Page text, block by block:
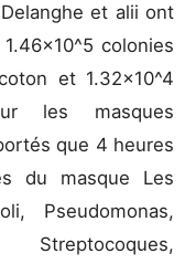
et alii ont
colonies
et 1.32×10^4
les masques
que 4 heures
du masque Les
Pseudomonas,